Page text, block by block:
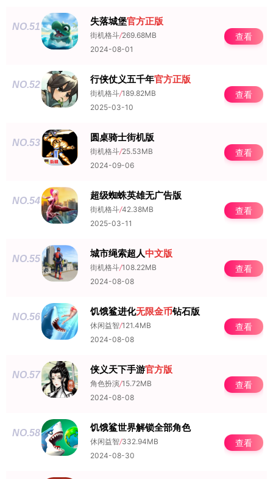
NO.51 失落城堡官方正版
街机格斗/269.68MB
2024-08-01
查看
NO.52 行侠仗义五千年官方正版
街机格斗/189.82MB
2025-03-10
查看
NO.53 圆桌骑士街机版
街机格斗/25.53MB
2024-09-06
查看
NO.54 超级蜘蛛英雄无广告版
街机格斗/42.38MB
2025-03-11
查看
NO.55 城市绳索超人中文版
街机格斗/108.22MB
2024-08-08
查看
NO.56 饥饿鲨进化无限金币钻石版
休闲益智/121.4MB
2024-08-08
查看
NO.57 侠义天下手游官方版
角色扮演/15.72MB
2024-08-08
查看
NO.58 饥饿鲨世界解锁全部角色
休闲益智/332.94MB
2024-08-30
查看